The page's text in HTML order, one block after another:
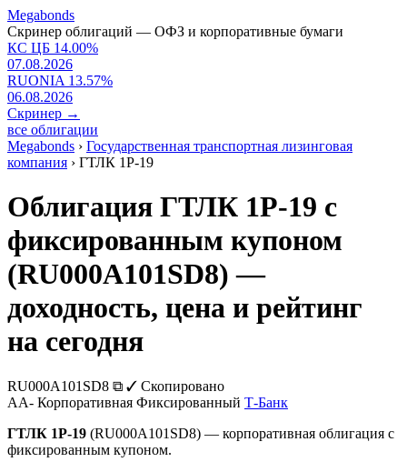
Megabonds
Скринер облигаций — ОФЗ и корпоративные бумаги
КС ЦБ 14.00%
07.08.2026
RUONIA 13.57%
06.08.2026
Скринер →
все облигации
Megabonds › Государственная транспортная лизинговая
компания › ГТЛК 1P-19
Облигация ГТЛК 1P-19 с
фиксированным купоном
(RU000A101SD8) —
доходность, цена и рейтинг
на сегодня
RU000A101SD8 ⧉ ✓ Скопировано
AA- Корпоративная Фиксированный Т-Банк
ГТЛК 1P-19 (RU000A101SD8) — корпоративная облигация с
фиксированным купоном.